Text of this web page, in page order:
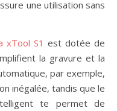
une utilisation sans
xTool S1 est dotée de
la gravure et la
par exemple,
inégalée, tandis que le
te permet de